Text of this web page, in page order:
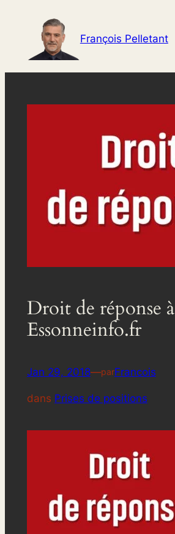
contenu
François Pelletant
Droit de réponse à
Essonneinfo.fr
Jan 29, 2018—parFrancois
dans Prises de positions